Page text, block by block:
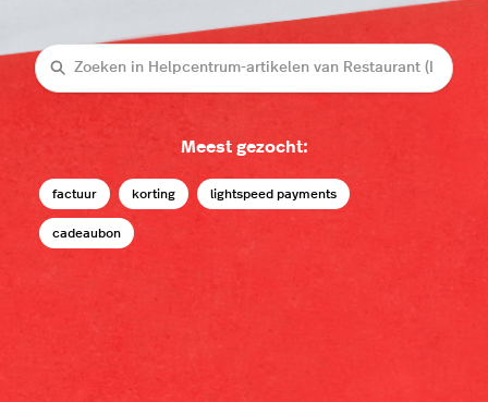
Zoeken
Meest gezocht:
factuur korting lightspeed payments
cadeaubon